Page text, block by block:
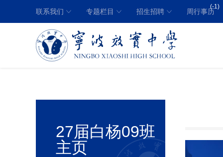
联系我们 专题栏目 招生招聘 周行事历
(-1)
27届白杨09班
主页